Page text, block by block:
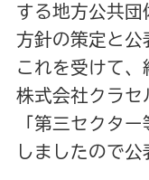
する地方公共
方針の策定と公
これを受けて
株式会社クラセ
「第三セクタ
しましたので公